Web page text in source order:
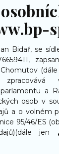
Bidař, se
(dále
a
osob v
a o volném
95/46/ES
jen